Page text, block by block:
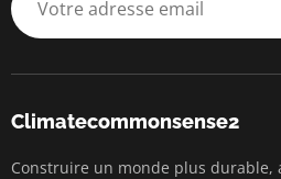
Climatecommonsense2
Construire un monde plus durable,